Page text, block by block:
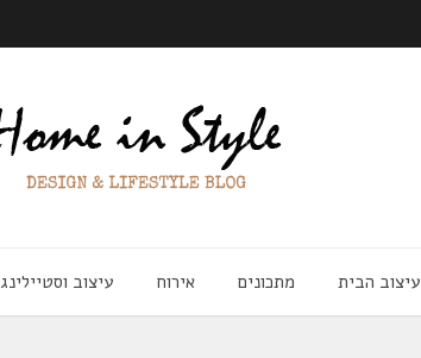
עיצוב הבית מתכונים אירוח עיצוב וסטיילינג